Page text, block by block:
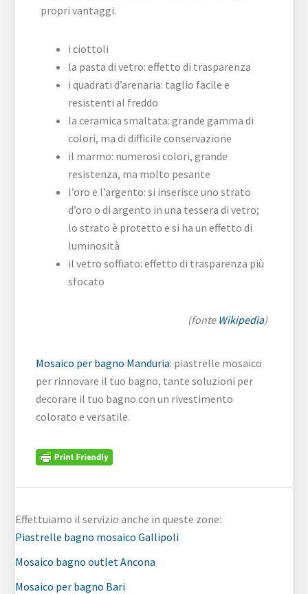
propri vantaggi.
i ciottoli
la pasta di vetro: effetto di trasparenza
i quadrati d’arenaria: taglio facile e
resistenti al freddo
la ceramica smaltata: grande gamma di
colori, ma di difficile conservazione
il marmo: numerosi colori, grande
resistenza, ma molto pesante
l’oro e l’argento: si inserisce uno strato
d’oro o di argento in una tessera di vetro;
lo strato è protetto e si ha un effetto di
luminosità
il vetro soffiato: effetto di trasparenza più
sfocato
(fonte Wikipedia)
Mosaico per bagno Manduria: piastrelle mosaico
per rinnovare il tuo bagno, tante soluzioni per
decorare il tuo bagno con un rivestimento
colorato e versatile.
Effettuiamo il servizio anche in queste zone:
Piastrelle bagno mosaico Gallipoli
Mosaico bagno outlet Ancona
Mosaico per bagno Bari